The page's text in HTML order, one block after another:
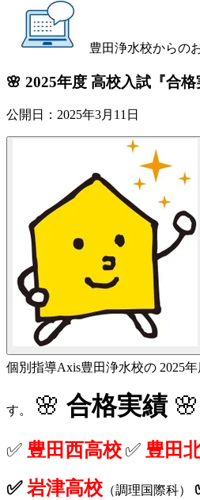
豊田浄水校からの
🌸 2025年度 高校入試『合
公開日： 2025年3月11日
個別指導Axis豊田浄水校の 2025
す。 🌸 合格実績🌸
✅ 豊田西高校✅ 豊田
✅岩津高校 （調理国際科）